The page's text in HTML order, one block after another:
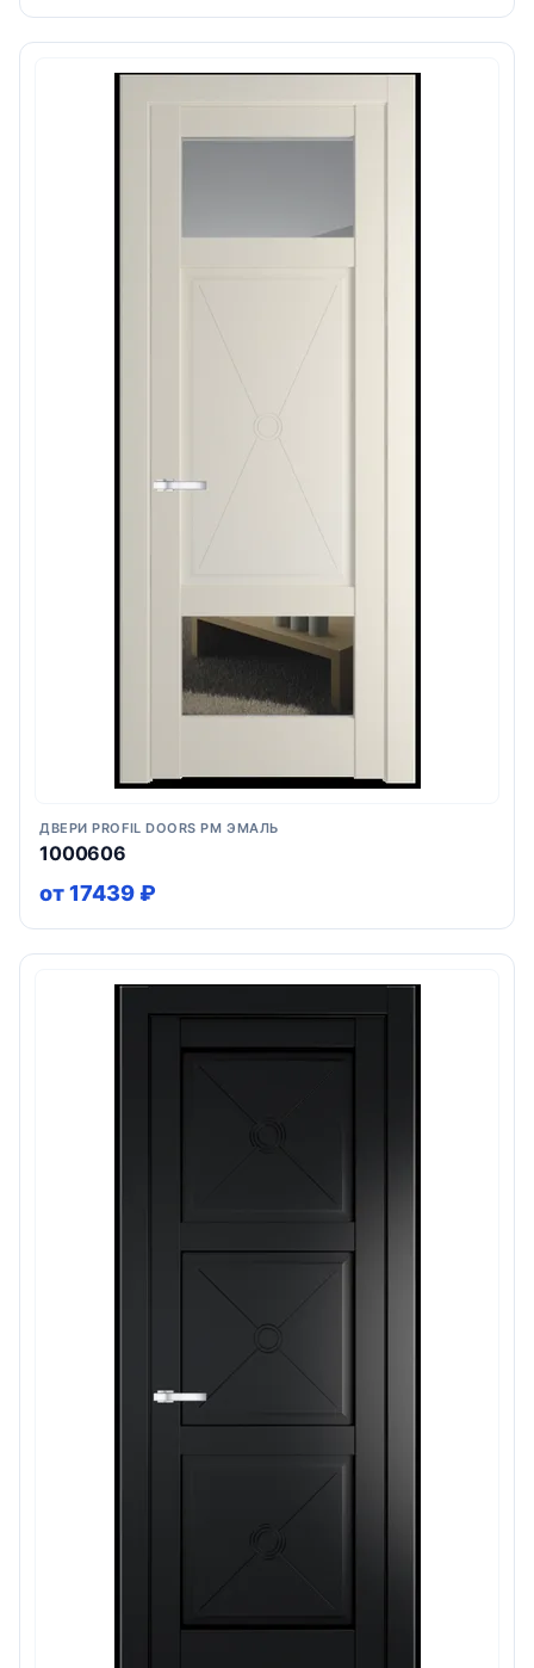
ДВЕРИ PROFIL DOORS PM ЭМАЛЬ
1000606
от 17439 ₽